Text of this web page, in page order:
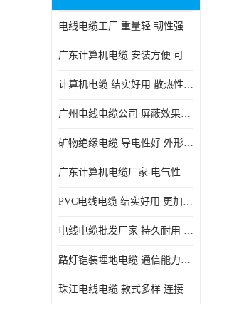
电线电缆工厂 重量轻 韧性强 体积小 连接简单
广东计算机电缆 安装方便 可随意弯曲折叠
计算机电缆 结实好用 散热性良好
广州电线电缆公司 屏蔽效果良好 拆卸安装方便
矿物绝缘电缆 导电性好 外形美观大方
广东计算机电缆厂家 电气性能稳定 外形美观大方
PVC电线电缆 结实好用 更加省时省力
电线电缆批发厂家 持久耐用 铜芯含量高
路灯铠装埋地电缆 通信能力强 受外界干扰小
珠江电线电缆 款式多样 连接可靠安全